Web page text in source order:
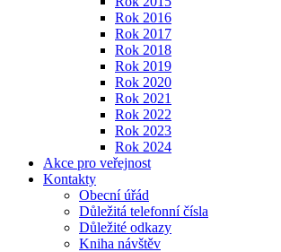
Rok 2016
Rok 2017
Rok 2018
Rok 2019
Rok 2020
Rok 2021
Rok 2022
Rok 2023
Rok 2024
Akce pro veřejnost
Kontakty
Obecní úřád
Důležitá telefonní čísla
Důležité odkazy
Kniha návštěv